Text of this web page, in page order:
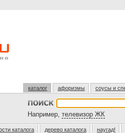
каталог афоризмы соусы и
Например, телевизор ЖК
каталога дерево каталога наугад!